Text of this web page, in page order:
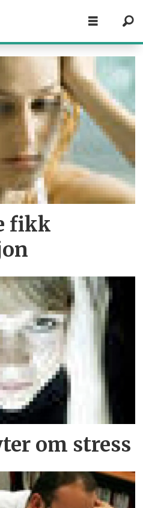
fikk
om stress